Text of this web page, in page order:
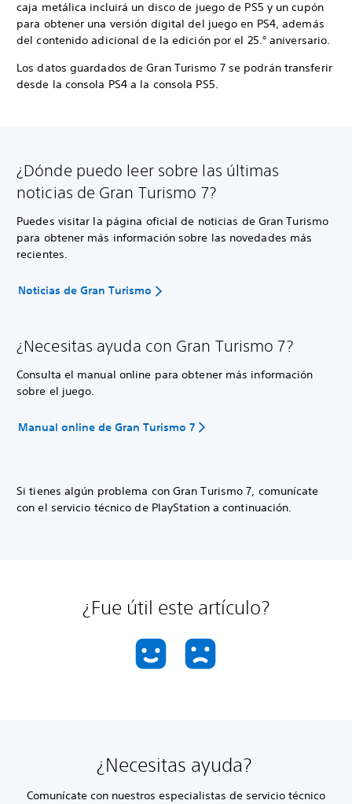
caja metálica incluirá un disco de juego de PS5 y un cupón
para obtener una versión digital del juego en PS4, además
del contenido adicional de la edición por el 25.° aniversario.
Los datos guardados de Gran Turismo 7 se podrán transferir
desde la consola PS4 a la consola PS5.
¿Dónde puedo leer sobre las últimas
noticias de Gran Turismo 7?
Puedes visitar la página oficial de noticias de Gran Turismo
para obtener más información sobre las novedades más
recientes.
Noticias de Gran Turismo
¿Necesitas ayuda con Gran Turismo 7?
Consulta el manual online para obtener más información
sobre el juego.
Manual online de Gran Turismo 7
Si tienes algún problema con Gran Turismo 7, comunícate
con el servicio técnico de PlayStation a continuación.
¿Fue útil este artículo?
¿Necesitas ayuda?
Comunícate con nuestros especialistas de servicio técnico